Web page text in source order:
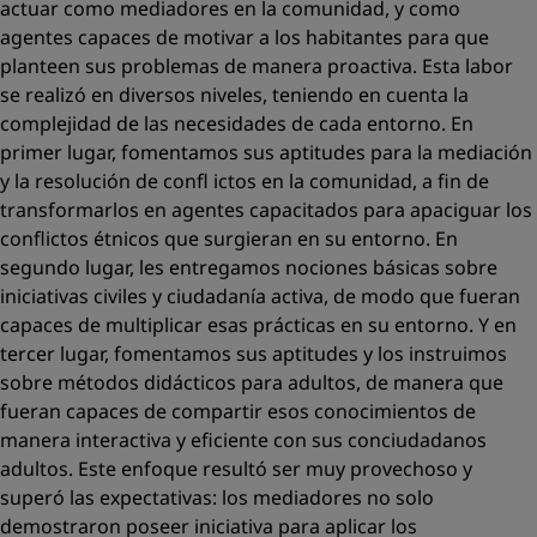
actuar como mediadores en la comunidad, y como
agentes capaces de motivar a los habitantes para que
planteen sus problemas de manera proactiva. Esta labor
se realizó en diversos niveles, teniendo en cuenta la
complejidad de las necesidades de cada entorno. En
primer lugar, fomentamos sus aptitudes para la mediación
y la resolución de conﬂ ictos en la comunidad, a ﬁn de
transformarlos en agentes capacitados para apaciguar los
conﬂictos étnicos que surgieran en su entorno. En
segundo lugar, les entregamos nociones básicas sobre
iniciativas civiles y ciudadanía activa, de modo que fueran
capaces de multiplicar esas prácticas en su entorno. Y en
tercer lugar, fomentamos sus aptitudes y los instruimos
sobre métodos didácticos para adultos, de manera que
fueran capaces de compartir esos conocimientos de
manera interactiva y eﬁciente con sus conciudadanos
adultos. Este enfoque resultó ser muy provechoso y
superó las expectativas: los mediadores no solo
demostraron poseer iniciativa para aplicar los